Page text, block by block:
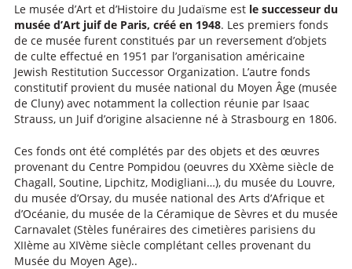
Le musée d’Art et d’Histoire du Judaïsme est le successeur du
musée d’Art juif de Paris, créé en 1948. Les premiers fonds
de ce musée furent constitués par un reversement d’objets
de culte effectué en 1951 par l’organisation américaine
Jewish Restitution Successor Organization. L’autre fonds
constitutif provient du musée national du Moyen Âge (musée
de Cluny) avec notamment la collection réunie par Isaac
Strauss, un Juif d’origine alsacienne né à Strasbourg en 1806.
Ces fonds ont été complétés par des objets et des œuvres
provenant du Centre Pompidou (oeuvres du XXème siècle de
Chagall, Soutine, Lipchitz, Modigliani…), du musée du Louvre,
du musée d’Orsay, du musée national des Arts d’Afrique et
d’Océanie, du musée de la Céramique de Sèvres et du musée
Carnavalet (Stèles funéraires des cimetières parisiens du
XIIème au XIVème siècle complétant celles provenant du
Musée du Moyen Age)..